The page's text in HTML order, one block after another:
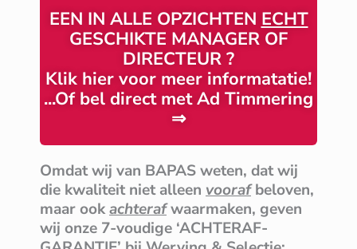
EEN IN ALLE OPZICHTEN ECHT
GESCHIKTE MANAGER OF
DIRECTEUR ?
Klik hier voor meer informatatie!
...Of bel direct met Ad Timmering
⇒
Omdat wij van BAPAS weten, dat wij
die kwaliteit niet alleen voorafbeloven,
maar ookachterafwaarmaken, geven
wij onze 7-voudige ‘ACHTERAF-